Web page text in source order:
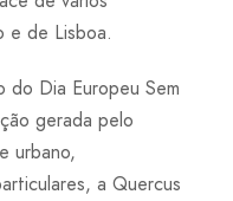
e de Lisboa.
Dia Europeu Sem
gerada pelo
urbano,
a Quercus